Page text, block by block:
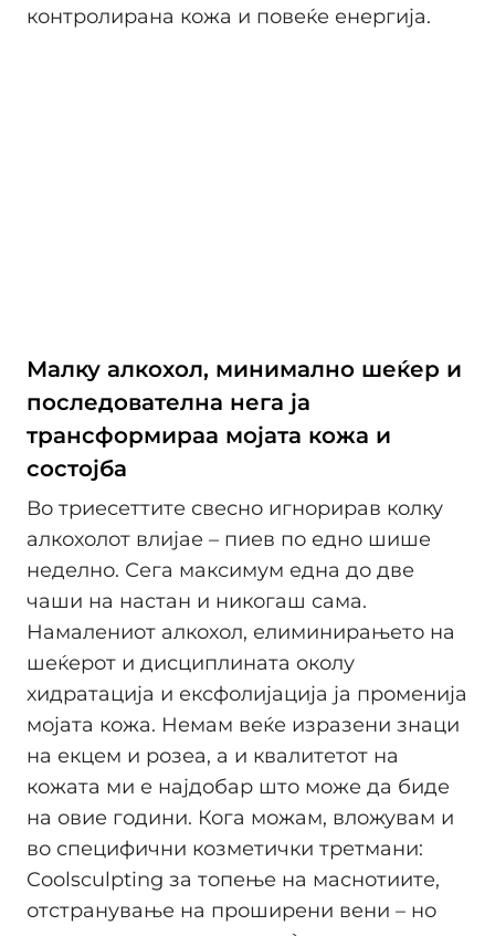
контролирана кожа и повеќе енергија.
Малку алкохол, минимално шеќер и
последователна нега ја
трансформираа мојата кожа и
состојба
Во триесеттите свесно игнорирав колку
алкохолот влијае – пиев по едно шише
неделно. Сега максимум една до две
чаши на настан и никогаш сама.
Намалениот алкохол, елиминирањето на
шеќерот и дисциплината околу
хидратација и ексфолијација ја променија
мојата кожа. Немам веќе изразени знаци
на екцем и розеа, а и квалитетот на
кожата ми е најдобар што може да биде
на овие години. Кога можам, вложувам и
во специфични козметички третмани:
Coolsculpting за топење на маснотиите,
отстранување на проширени вени – но